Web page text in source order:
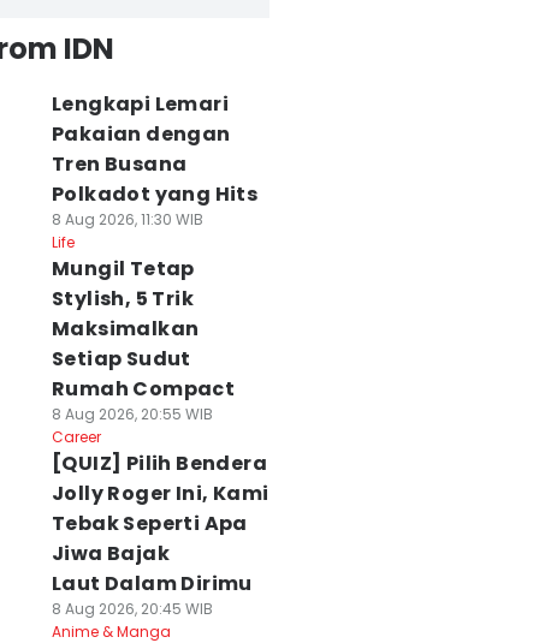
IDN
Lengkapi Lemari
Pakaian dengan
Tren Busana
Polkadot yang Hits
8 Aug 2026, 11:30 WIB
Life
Mungil Tetap
Stylish, 5 Trik
Maksimalkan
Setiap Sudut
Rumah Compact
8 Aug 2026, 20:55 WIB
Career
[QUIZ] Pilih Bendera
Jolly Roger Ini, Kami
Tebak Seperti Apa
Jiwa Bajak
Laut Dalam Dirimu
8 Aug 2026, 20:45 WIB
Anime & Manga